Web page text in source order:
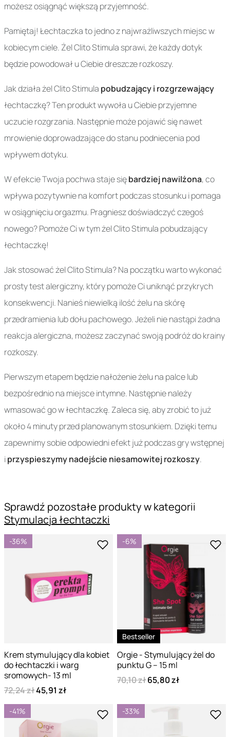
możesz osiągnąć większą przyjemność.
Pamiętaj! Łechtaczka to jedno z najwrażliwszych miejsc w
kobiecym ciele. Żel Clito Stimula sprawi, że każdy dotyk
będzie powodował u Ciebie dreszcze rozkoszy.
Jak działa żel Clito Stimula pobudzający i rozgrzewający
łechtaczkę? Ten produkt wywoła u Ciebie przyjemne
uczucie rozgrzania. Następnie może pojawić się nawet
mrowienie doprowadzające do stanu podniecenia pod
wpływem dotyku.
W efekcie Twoja pochwa staje siębardziej nawilżona, co
wpływa pozytywnie na komfort podczas stosunku i pomaga
w osiągnięciu orgazmu. Pragniesz doświadczyć czegoś
nowego? Pomoże Ci w tym żel Clito Stimula pobudzający
łechtaczkę!
Jak stosować żel Clito Stimula? Na początku warto wykonać
prosty test alergiczny, który pomoże Ci uniknąć przykrych
konsekwencji. Nanieś niewielką ilość żelu na skórę
przedramienia lub dołu pachowego. Jeżeli nie nastąpi żadna
reakcja alergiczna, możesz zaczynać swoją podróż do krainy
rozkoszy.
Pierwszym etapem będzie nałożenie żelu na palce lub
bezpośrednio na miejsce intymne. Następnie należy
wmasować go w łechtaczkę. Zaleca się, aby zrobić to już
około 4 minuty przed planowanym stosunkiem. Dzięki temu
zapewnimy sobie odpowiedni efekt już podczas gry wstępnej
iprzyspieszymy nadejście niesamowitej rozkoszy.
Sprawdź pozostałe produkty w kategorii
Stymulacja łechtaczki
-36%
Krem stymulujący dla kobiet
do łechtaczki i warg
sromowych- 13 ml
72,24 zł45,91 zł
-6%
Bestseller
Orgie - Stymulujący żel do
punktu G – 15 ml
70,10 zł65,80 zł
-41% -33%